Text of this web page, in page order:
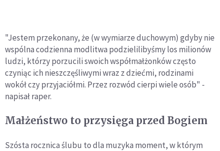
"Jestem przekonany, że (w wymiarze duchowym) gdyby nie
wspólna codzienna modlitwa podzielilibyśmy los milionów
ludzi, którzy porzucili swoich współmałżonków często
czyniąc ich nieszczęśliwymi wraz z dziećmi, rodzinami
wokół czy przyjaciółmi. Przez rozwód cierpi wiele osób" -
napisał raper.
Małżeństwo to przysięga przed Bogiem
Szósta rocznica ślubu to dla muzyka moment, w którym